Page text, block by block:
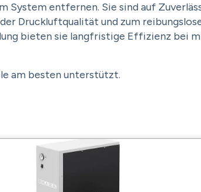
entfernen. Sie sind auf
Druckluftqualität und zum
bieten sie langfristige Effizienz bei
am besten unterstützt.